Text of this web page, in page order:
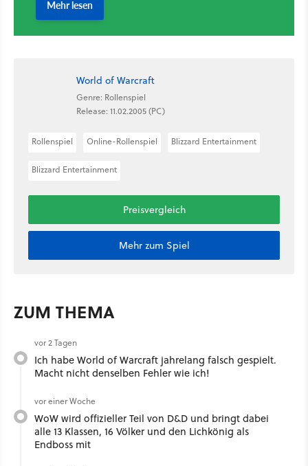
World of Warcraft
Genre: Rollenspiel
Release: 11.02.2005 (PC)
Rollenspiel Online-Rollenspiel Blizzard Entertainment
Blizzard Entertainment
Preisvergleich
Mehr zum Spiel
ZUM THEMA
vor 2 Tagen
Ich habe World of Warcraft jahrelang falsch gespielt.
Macht nicht denselben Fehler wie ich!
vor einer Woche
WoW wird offizieller Teil von D&D und bringt dabei
alle 13 Klassen, 16 Völker und den Lichkönig als
Endboss mit